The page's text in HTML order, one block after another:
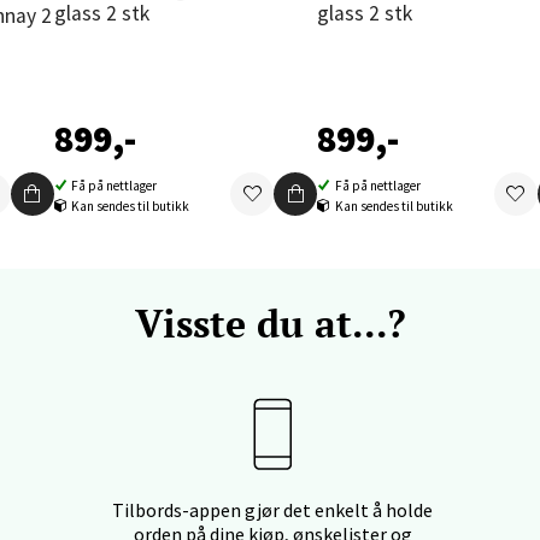
glass 2 stk
899,-
Få på nettlager
Kan sendes til butikk
glass 2 stk
899,-
Få på nettlager
Kan sendes til butikk
Visste du at...?
Tilbords-appen gjør det enkelt å holde
orden på dine kjøp, ønskelister og
Orkanger, Orkdalsveien 113, 7300 Orkanger
- Thon Senter Sandvika
- Thon Senter Sartor